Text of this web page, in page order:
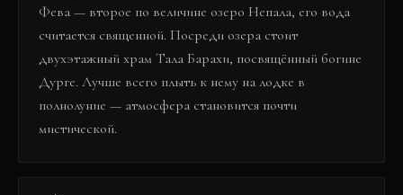
Фева — второе по величине озеро Непала, его вода
считается священной. Посреди озера стоит
двухэтажный храм Тала Барахи, посвящённый богине
Дурге. Лучше всего плыть к нему на лодке в
полнолуние — атмосфера становится почти
мистической.